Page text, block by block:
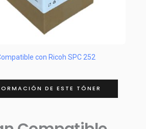
con Ricoh SPC 252
DE ESTE TÓNER